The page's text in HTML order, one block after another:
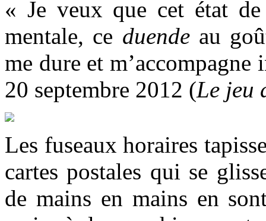
« Je veux que cet état
mentale, ce duendeau
me dure et
20 septembre 2012 (Le jeu
Les fuseaux horaires
cartes postales qui se
de mains en mains en